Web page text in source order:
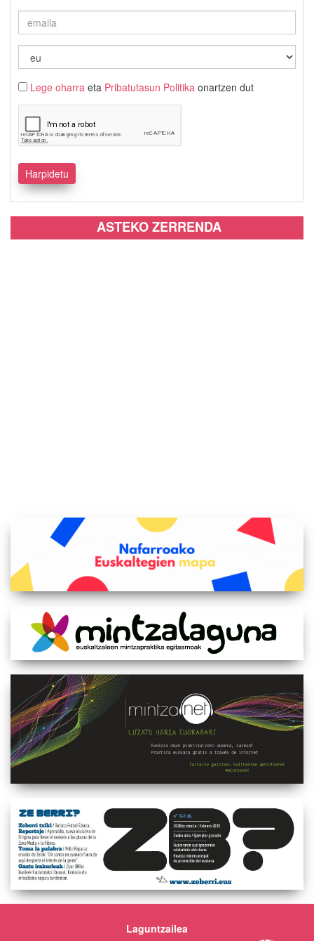
Lege oharra eta Pribatutasun Politika onartzen dut
ASTEKO ZERRENDA
Laguntzailea